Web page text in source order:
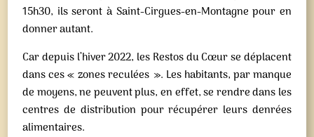
15h30, ils seront à Saint-Cirgues-en-Montagne pour en
donner autant.
Car depuis l’hiver 2022, les Restos du Cœur se déplacent
dans ces « zones reculées ». Les habitants, par manque
de moyens, ne peuvent plus, en effet, se rendre dans les
centres de distribution pour récupérer leurs denrées
alimentaires.